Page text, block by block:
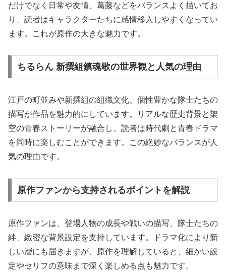
だけでなく日常や友情、葛藤などをバランスよく描いてお
り、読者はキャラクターたちに感情移入しやすくなってい
ます。これが原作の大きな魅力です。
ちるらん 新撰組鎮魂歌の世界観と人気の理由
江戸の町並みや新撰組の組織文化、個性豊かな隊士たちの
描写が作品を魅力的にしています。リアルな歴史背景と架
空の青春ストーリーが融合し、読者は時代劇と青春ドラマ
を同時に楽しむことができます。この絶妙なバランスが人
気の理由です。
原作ファンから支持されるポイントを解説
原作ファンは、登場人物の成長や戦いの描写、隊士たちの
絆、緻密な背景設定を支持しています。ドラマ化により新
しい層にも届きますが、原作を理解していると、細かい設
定やセリフの意味まで深く楽しめる点も魅力です。